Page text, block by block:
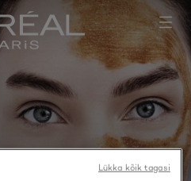
Lükka kõik tagasi